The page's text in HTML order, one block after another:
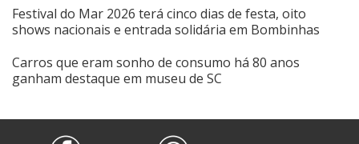
Festival do Mar 2026 terá cinco dias de festa, oito
shows nacionais e entrada solidária em Bombinhas
Carros que eram sonho de consumo há 80 anos
ganham destaque em museu de SC